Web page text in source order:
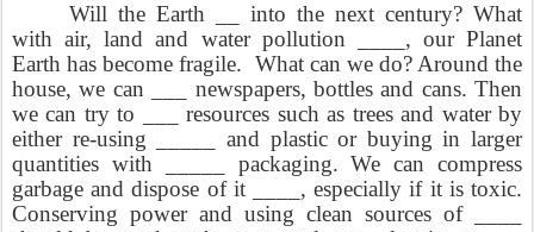
Will the Earth __ into the next century? What
with air, land and water pollution ____, our Planet
Earth has become fragile. What can we do? Around the
house, we can ___ newspapers, bottles and cans. Then
we can try to ___ resources such as trees and water by
either re-using _____ and plastic or buying in larger
quantities with _____ packaging. We can compress
garbage and dispose of it ____, especially if it is toxic.
Conserving power and using clean sources of ____